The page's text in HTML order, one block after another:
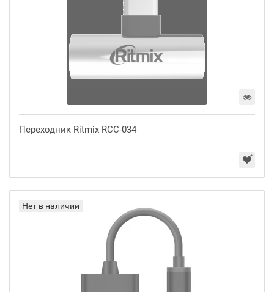
Переходник Ritmix RCC-034
Нет в наличии